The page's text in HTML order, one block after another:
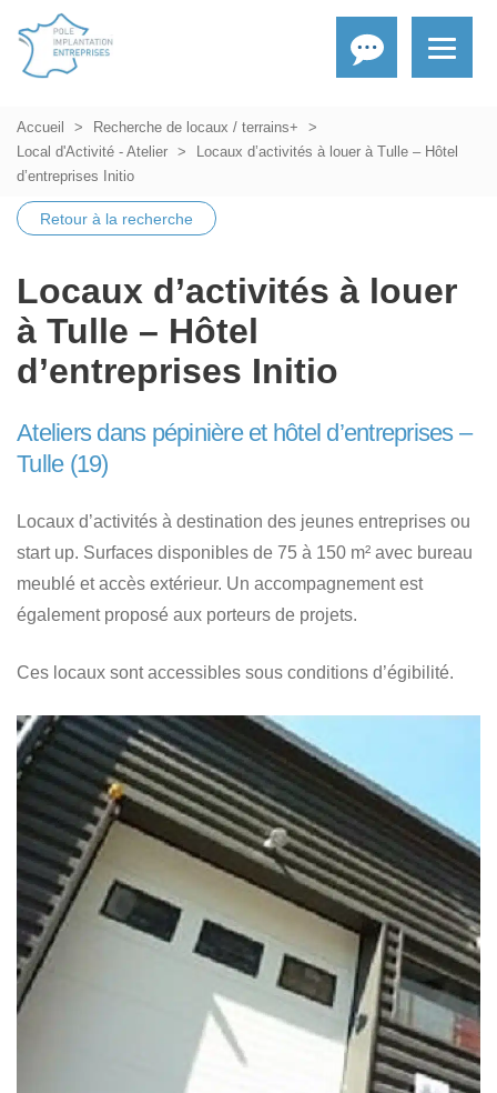
Accueil
Recherche de locaux / terrains+
Local d'Activité - Atelier
Locaux d’activités à louer à Tulle – Hôtel
d’entreprises Initio
Retour à la recherche
Locaux d’activités à louer
à Tulle – Hôtel
d’entreprises Initio
Ateliers dans pépinière et hôtel d’entreprises –
Tulle (19)
Locaux d’activités à destination des jeunes entreprises ou
start up. Surfaces disponibles de 75 à 150 m² avec bureau
meublé et accès extérieur. Un accompagnement est
également proposé aux porteurs de projets.
Ces locaux sont accessibles sous conditions d’égibilité.